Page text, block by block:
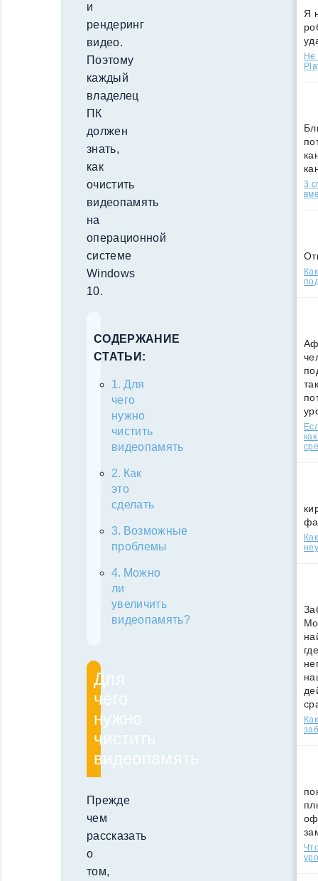
и
рендеринг
видео.
Поэтому
каждый
владелец
ПК
должен
знать,
как
очистить
видеопамять
на
операционной
системе
Windows
10.
СОДЕРЖАНИЕ
СТАТЬИ:
Для
чего
нужно
чистить
видеопамять
Как
это
сделать
Возможные
проблемы
Можно
ли
увеличить
видеопамять?
Для
чего
нужно
чистить
видеопамять
Прежде
чем
рассказать
о
том,
Я
Не
3